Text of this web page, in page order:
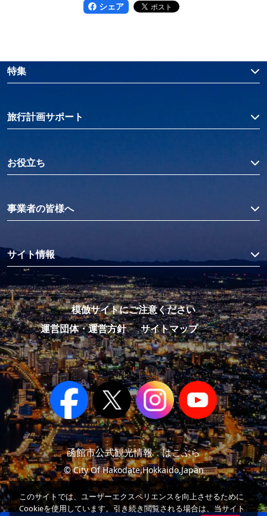
シェア
特集
旅行計画サポート
お役立ち
事業者の皆様へ
サイト情報
模倣サイトにご注意ください
運営団体・運営方針
サイトマップ
函館市公式観光情報 はこぶら
© City Of Hakodate,Hokkaido,Japan
このサイトでは、ユーザーエクスペリエンスを向上させるために
Cookieを使用しています。引き続き閲覧される場合は、当サイト